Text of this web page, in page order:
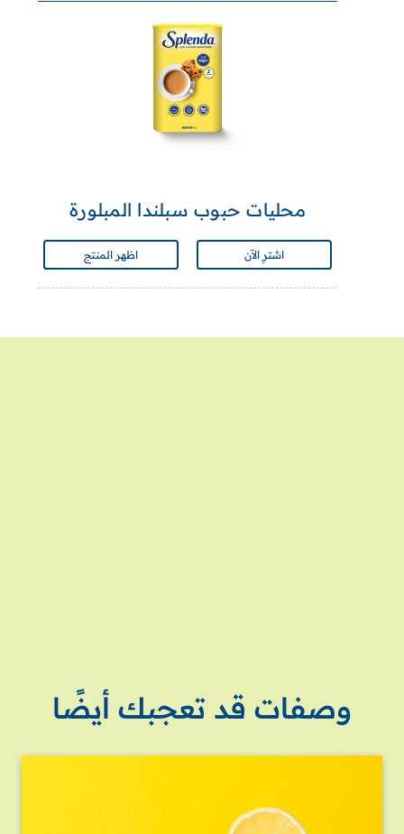
محليات حبوب سبلندا المبلورة
اشترِ الآن اظهر المنتج
وصفات قد تعجبك أيضًا